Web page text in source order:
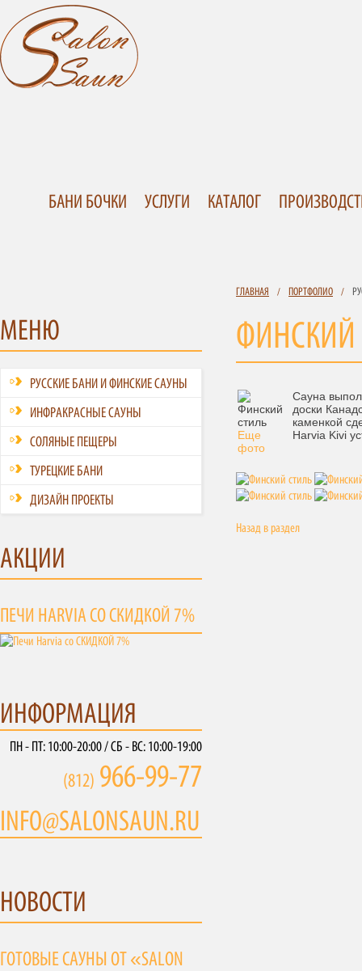
БАНИ БОЧКИ УСЛУГИ КАТАЛОГ
ГЛАВНАЯ / ПОРТФОЛИО /
МЕНЮ
РУССКИЕ БАНИ И ФИНСКИЕ САУНЫ
ИНФРАКРАСНЫЕ САУНЫ
СОЛЯНЫЕ ПЕЩЕРЫ
ТУРЕЦКИЕ БАНИ
ДИЗАЙН ПРОЕКТЫ
АКЦИИ
ПЕЧИ HARVIA СО СКИДКОЙ 7%
ИНФОРМАЦИЯ
ПН - ПТ: 10:00-20:00 / СБ - ВС: 10:00-19:00
(812) 966-99-77
INFO@SALONSAUN.RU
НОВОСТИ
ГОТОВЫЕ САУНЫ ОТ «SALON
ФИНСКИЙ
Еще
фото
Сауна
доски
каменкой
Harvia Kivi
Назад в раздел